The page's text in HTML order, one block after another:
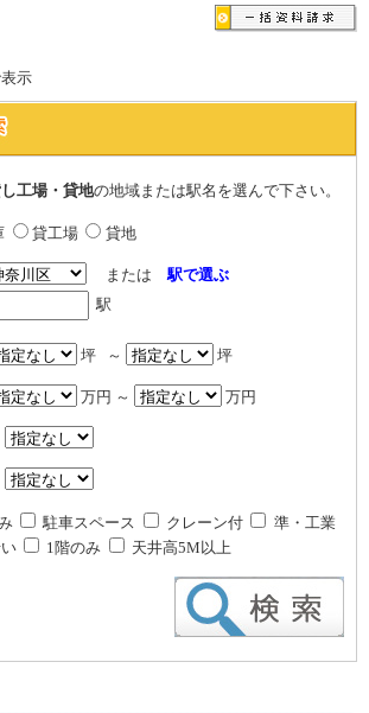
示
工場・貸地の地域または駅名を選んで下さい。
貸工場 貸地
または駅で選ぶ
駅
坪 ～ 坪
万円 ～ 万円
駐車スペース クレーン付
準・工業
1階のみ 天井高5M以上